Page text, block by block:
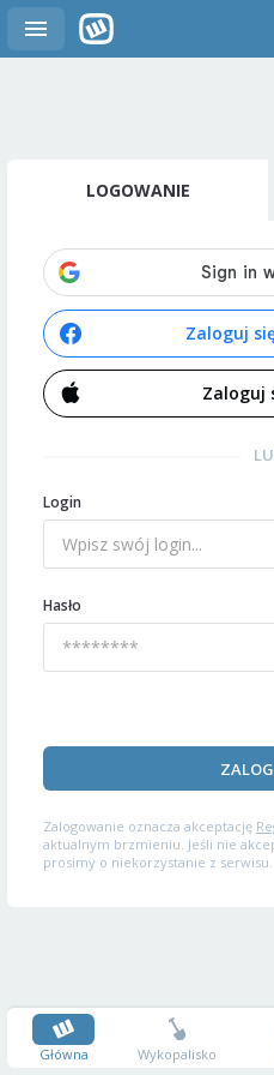
LOGOWANIE
Zaloguj
Zaloguj
Login
Hasło
Zalogowanie oznacza akceptację
aktualnym brzmieniu. Jeśli nie
prosimy o niekorzystanie z serwisu.
Główna Wykopalisko